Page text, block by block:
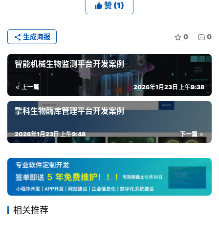
赞 (1)
0 0
生成海报
智能机械生物监测平台开发案例
上一篇 2026年1月23日 上午9:38
擎科生物酶库管理平台开发案例
下一篇
2026年1月23日 上午9:48
相关推荐